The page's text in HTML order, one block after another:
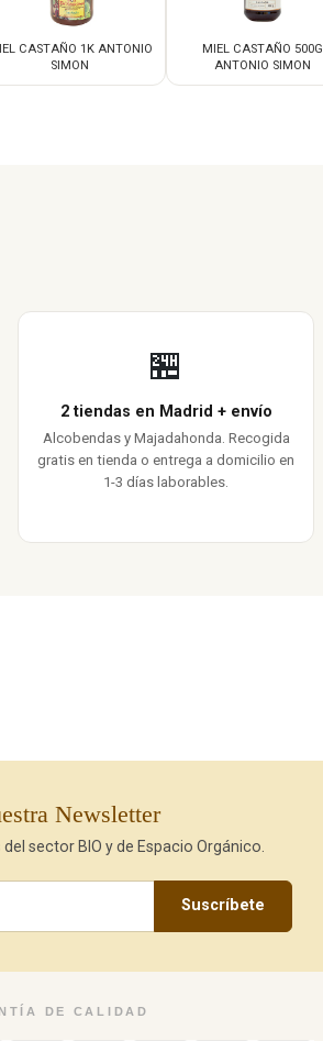
CASTAÑO 1K ANTONIO
SIMON
MIEL CASTAÑO 500G
ANTONIO SIMON
🏪
2 tiendas en Madrid + envío
Alcobendas y Majadahonda. Recogida
gratis en tienda o entrega a domicilio en
1-3 días laborables.
Newsletter
sector BIO y de Espacio Orgánico.
Suscríbete
DE CALIDAD